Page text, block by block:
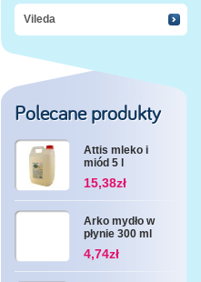
Vileda
Polecane produkty
Attis mleko i
miód 5 l
15,38zł
Arko mydło w
płynie 300 ml
4,74zł